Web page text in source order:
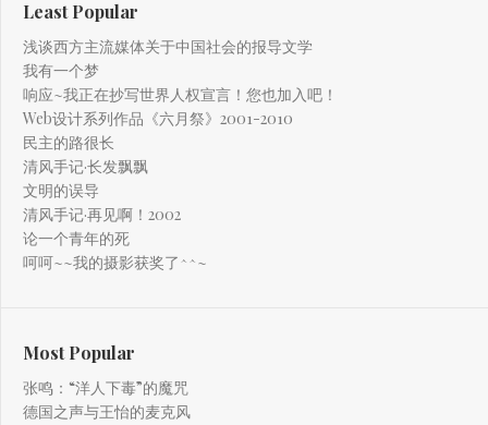
Least Popular
浅谈西方主流媒体关于中国社会的报导文学
我有一个梦
响应~我正在抄写世界人权宣言！您也加入吧！
Web设计系列作品《六月祭》2001-2010
民主的路很长
清风手记·长发飘飘
文明的误导
清风手记·再见啊！2002
论一个青年的死
呵呵~~我的摄影获奖了^^~
Most Popular
张鸣：“洋人下毒”的魔咒
德国之声与王怡的麦克风